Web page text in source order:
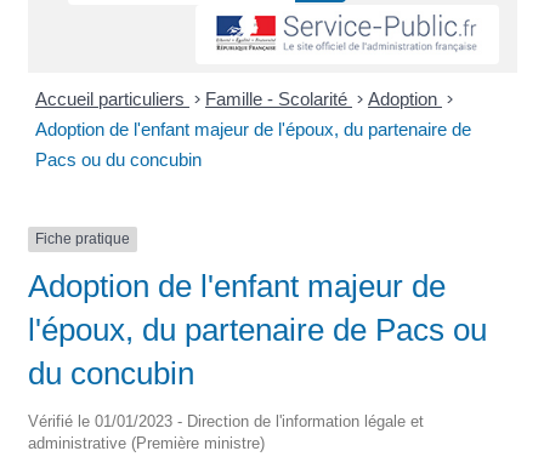
Accueil particuliers > Famille - Scolarité > Adoption >
Adoption de l'enfant majeur de l'époux, du partenaire de
Pacs ou du concubin
Fiche pratique
Adoption de l'enfant majeur de
l'époux, du partenaire de Pacs ou
du concubin
Vérifié le 01/01/2023 - Direction de l'information légale et
administrative (Première ministre)